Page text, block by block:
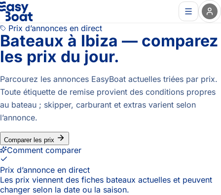
Prix d’annonces en direct
Bateaux à Ibiza — comparez
les prix du jour.
Parcourez les annonces EasyBoat actuelles triées par prix.
Toute étiquette de remise provient des conditions propres
au bateau ; skipper, carburant et extras varient selon
l’annonce.
Comparer les prix
Comment comparer
Prix d’annonce en direct
Les prix viennent des fiches bateaux actuelles et peuvent
changer selon la date ou la saison.